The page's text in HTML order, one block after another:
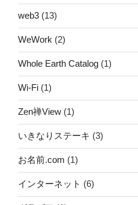
web3 (13)
WeWork (2)
Whole Earth Catalog (1)
Wi-Fi (1)
Zen禅View (1)
いきなりステーキ (3)
お名前.com (1)
インターネット (6)